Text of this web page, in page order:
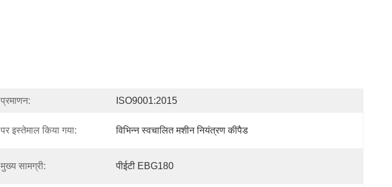
प्रमाणन: ISO9001:2015
पर इस्तेमाल किया गया: विभिन्न स्वचालित मशीन नियंत्रण कीपैड
मुख्य सामग्री: पीईटी EBG180